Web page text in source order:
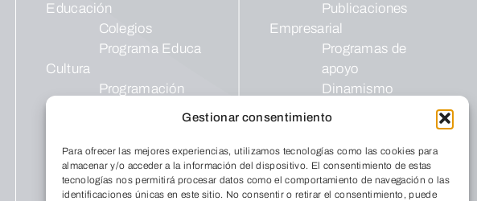
Gestionar consentimiento
Para ofrecer las mejores experiencias, utilizamos tecnologías como las cookies para
almacenar y/o acceder a la información del dispositivo. El consentimiento de estas
tecnologías nos permitirá procesar datos como el comportamiento de navegación o las
identificaciones únicas en este sitio. No consentir o retirar el consentimiento, puede
Educación
Colegios
Programa Educa
Cultura
Programación
Exposiciones
Publicaciones
Social
Publicaciones
Empresarial
Programas de
apoyo
Dinamismo
Saldañuela
Salud
InterClubes